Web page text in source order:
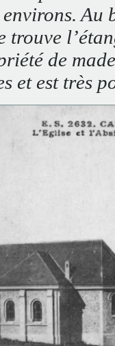
environs.
trouve
de
et est très